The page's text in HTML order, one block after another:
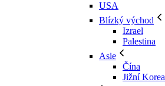
USA
Blízký východ
Izrael
Palestina
Asie
Čína
Jižní Korea